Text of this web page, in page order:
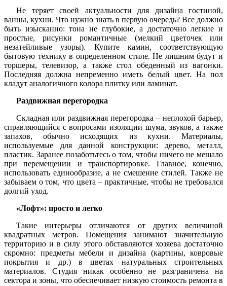
Не теряет своей актуальности для дизайна гостиной,
ванны, кухни. Что нужно знать в первую очередь? Все должно
быть изысканно: тона не глубокие, а достаточно легкие и
простые, рисунки романтичные (мелкий цветочек или
незатейливые узоры). Купите камин, соответствующую
бытовую технику в определенном стиле. Не лишним будут и
торшеры, телевизор, а также стол обеденный из вагонки.
Последняя должна непременно иметь белый цвет. На пол
кладут аналогичного колора плитку или ламинат.
Раздвижная перегородка
Складная или раздвижная перегородка – неплохой барьер,
справляющийся с вопросами изоляции шума, звуков, а также
запахов, обычно исходящих из кухни. Материалы,
используемые для данной конструкции: дерево, металл,
пластик. Заранее позаботьтесь о том, чтобы ничего не мешало
при перемещении и транспортировке. Главное, конечно,
использовать единообразие, а не смешение стилей. Также не
забываем о том, что цвета – практичные, чтобы не требовался
долгий уход.
«Лофт»: просто и легко
Такие интерьеры отличаются от других величиной
квадратных метров. Помещения занимают значительную
территорию и в силу этого обставляются хозяева достаточно
скромно: предметы мебели и дизайна (картины, ковровые
покрытия и др.) в цветах натуральных строительных
материалов. Студия никак особенно не разграничена на
сектора и зоны, что обеспечивает низкую стоимость ремонта в